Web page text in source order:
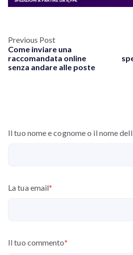
Previous Post
Come inviare una
raccomandata online
senza andare alle poste
Il tuo nome e cognome o il nome
La tua email*
Il tuo commento*